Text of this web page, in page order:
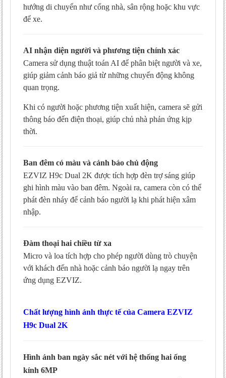
hướng di chuyển như cổng nhà, sân rộng hoặc khu vực
để xe.
AI nhận diện người và phương tiện chính xác
Camera sử dụng thuật toán AI để phân biệt người và xe,
giúp giảm cảnh báo giả từ những chuyển động không
quan trọng.
Khi có người hoặc phương tiện xuất hiện, camera sẽ gửi
thông báo đến điện thoại, giúp chủ nhà phản ứng kịp
thời.
Ban đêm có màu và cảnh báo chủ động
EZVIZ H9c Dual 2K được tích hợp đèn trợ sáng giúp
ghi hình màu vào ban đêm. Ngoài ra, camera còn có thể
phát đèn nháy để cảnh báo người lạ khi phát hiện xâm
nhập.
Đàm thoại hai chiều từ xa
Micro và loa tích hợp cho phép người dùng trò chuyện
với khách đến nhà hoặc cảnh báo người lạ ngay trên
ứng dụng EZVIZ.
Chất lượng hình ảnh thực tế của Camera EZVIZ
H9c Dual 2K
Hình ảnh ban ngày sắc nét với hệ thống hai ống
kính 6MP